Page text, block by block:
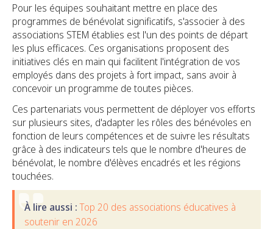
Pour les équipes souhaitant mettre en place des
programmes de bénévolat significatifs, s'associer à des
associations STEM établies est l'un des points de départ
les plus efficaces. Ces organisations proposent des
initiatives clés en main qui facilitent l'intégration de vos
employés dans des projets à fort impact, sans avoir à
concevoir un programme de toutes pièces.
Ces partenariats vous permettent de déployer vos efforts
sur plusieurs sites, d'adapter les rôles des bénévoles en
fonction de leurs compétences et de suivre les résultats
grâce à des indicateurs tels que le nombre d'heures de
bénévolat, le nombre d'élèves encadrés et les régions
touchées.
À lire aussi : Top 20 des associations éducatives à
soutenir en 2026